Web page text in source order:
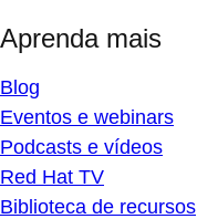
Aprenda mais
Blog
Eventos e webinars
Podcasts e vídeos
Red Hat TV
Biblioteca de recursos